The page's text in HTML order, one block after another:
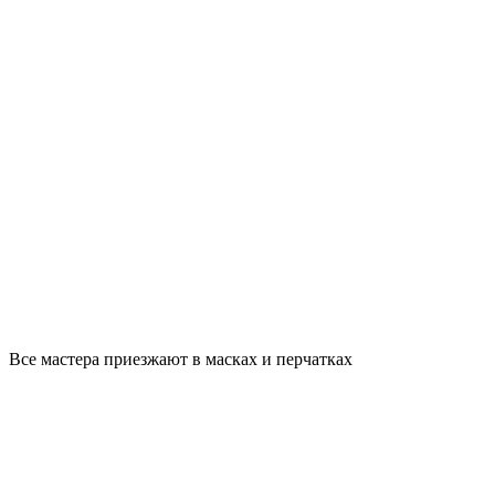
Все мастера приезжают в масках и перчатках